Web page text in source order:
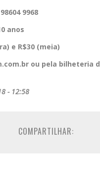
9968
anos
e R$30 (meia)
ou pela bilheteria
- 12:58
COMPARTILHAR: